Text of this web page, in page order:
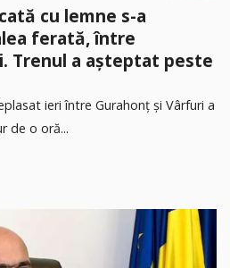
cu lemne s-a
ferată, între
Trenul a așteptat peste
ieri între Gurahonț și Vârfuri a
de o oră...